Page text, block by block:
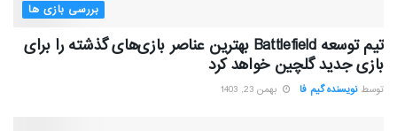
بررسی بازی ها
تیم توسعه Battlefield بهترین عناصر بازی‌های گذشته را برای
بازی جدید گلچین خواهد کرد
توسط نویسنده گیم فا بهمن 23, 1403